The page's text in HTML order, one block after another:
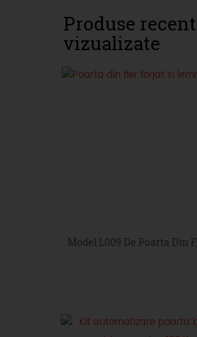
Produse recent
vizualizate
Model L009 De Poarta Din